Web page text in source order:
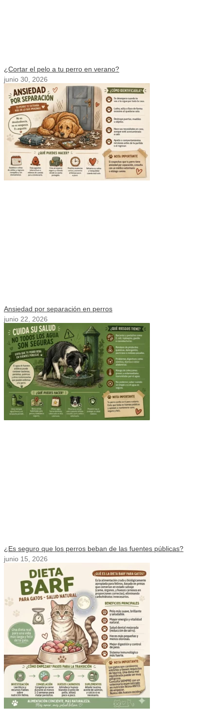
¿Cortar el pelo a tu perro en verano?
junio 30, 2026
Ansiedad por separación en perros
junio 22, 2026
¿Es seguro que los perros beban de las fuentes públicas?
junio 15, 2026